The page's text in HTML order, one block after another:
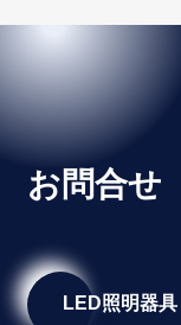
お問合せ
LED照明器